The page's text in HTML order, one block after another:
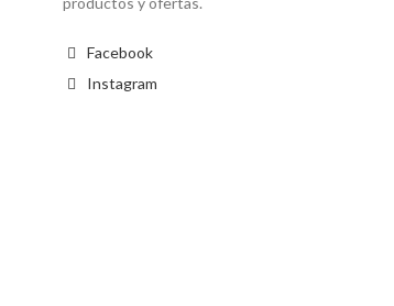
Facebook
Instagram